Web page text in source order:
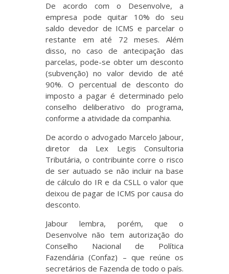
De acordo com o Desenvolve, a
empresa pode quitar 10% do seu
saldo devedor de ICMS e parcelar o
restante em até 72 meses. Além
disso, no caso de antecipação das
parcelas, pode-se obter um desconto
(subvenção) no valor devido de até
90%. O percentual de desconto do
imposto a pagar é determinado pelo
conselho deliberativo do programa,
conforme a atividade da companhia.
De acordo o advogado Marcelo Jabour,
diretor da Lex Legis Consultoria
Tributária, o contribuinte corre o risco
de ser autuado se não incluir na base
de cálculo do IR e da CSLL o valor que
deixou de pagar de ICMS por causa do
desconto.
Jabour lembra, porém, que o
Desenvolve não tem autorização do
Conselho Nacional de Política
Fazendária (Confaz) – que reúne os
secretários de Fazenda de todo o país.